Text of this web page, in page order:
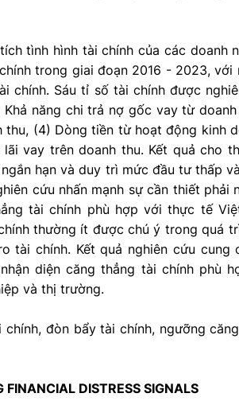
tình hình tài chính của các doanh
trong giai đoạn 2016 - 2023, với
chính. Sáu tỉ số tài chính được
năng chi trả nợ gốc vay từ
(4) Dòng tiền từ hoạt động kinh
vay trên doanh thu. Kết quả cho
hạn và duy trì mức đầu tư thấp
cứu nhấn mạnh sự cần thiết phải
tài chính phù hợp với thực tế
thường ít được chú ý trong quá
tài chính. Kết quả nghiên cứu
diện căng thẳng tài chính phù
và thị trường.
đòn bẩy tài chính, ngưỡng
FINANCIAL DISTRESS SIGNALS